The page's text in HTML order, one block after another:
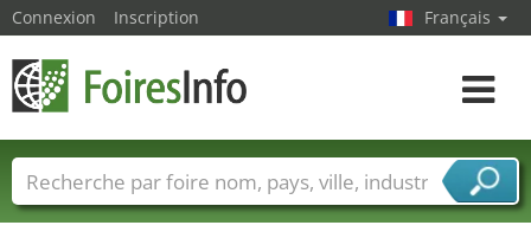
Connexion Inscription Français
Toggle
Foire noms Pays Villes
Secteurs de foire